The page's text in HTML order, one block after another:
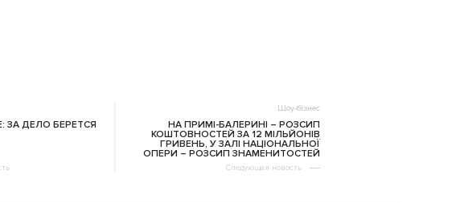
ЗА ДЕЛО БЕРЕТСЯ
Шоу-бізнес
НА ПРИМІ-БАЛЕРИНІ – РОЗСИП
КОШТОВНОСТЕЙ ЗА 12 МІЛЬЙОНІВ
ГРИВЕНЬ, У ЗАЛІ НАЦІОНАЛЬНОЇ
ОПЕРИ – РОЗСИП ЗНАМЕНИТОСТЕЙ
Следующая новость